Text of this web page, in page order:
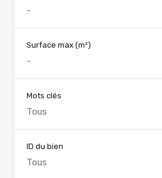
Surface max (m²)
Mots clés
ID du bien